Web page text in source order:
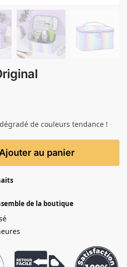
de couleurs tendance !
Ajouter au panier
de la boutique